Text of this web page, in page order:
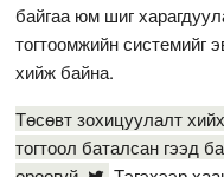
байгаа юм шиг
тогтоомжийн системийг
хийж байна.
Төсөвт зохицуулалт
тогтоол баталсан гээд